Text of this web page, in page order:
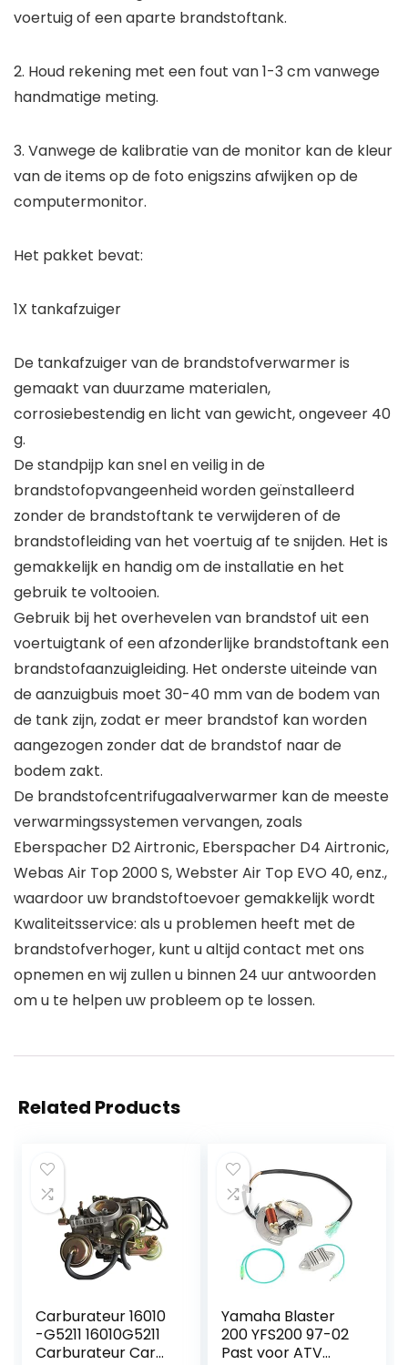
voertuig of een aparte brandstoftank.
2. Houd rekening met een fout van 1-3 cm vanwege
handmatige meting.
3. Vanwege de kalibratie van de monitor kan de kleur
van de items op de foto enigszins afwijken op de
computermonitor.
Het pakket bevat:
1X tankafzuiger
De tankafzuiger van de brandstofverwarmer is
gemaakt van duurzame materialen,
corrosiebestendig en licht van gewicht, ongeveer 40
g.
De standpijp kan snel en veilig in de
brandstofopvangeenheid worden geïnstalleerd
zonder de brandstoftank te verwijderen of de
brandstofleiding van het voertuig af te snijden. Het is
gemakkelijk en handig om de installatie en het
gebruik te voltooien.
Gebruik bij het overhevelen van brandstof uit een
voertuigtank of een afzonderlijke brandstoftank een
brandstofaanzuigleiding. Het onderste uiteinde van
de aanzuigbuis moet 30-40 mm van de bodem van
de tank zijn, zodat er meer brandstof kan worden
aangezogen zonder dat de brandstof naar de
bodem zakt.
De brandstofcentrifugaalverwarmer kan de meeste
verwarmingssystemen vervangen, zoals
Eberspacher D2 Airtronic, Eberspacher D4 Airtronic,
Webas Air Top 2000 S, Webster Air Top EVO 40, enz.,
waardoor uw brandstoftoevoer gemakkelijk wordt
Kwaliteitsservice: als u problemen heeft met de
brandstofverhoger, kunt u altijd contact met ons
opnemen en wij zullen u binnen 24 uur antwoorden
om u te helpen uw probleem op te lossen.
Related Products
Carburateur 16010
-G5211 16010G5211
Carburateur Carb
Yamaha Blaster
200 YFS200 97-02
Past voor ATV